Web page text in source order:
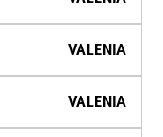
VALENIA
VALENIA